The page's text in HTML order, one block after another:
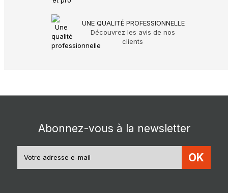
UNE QUALITÉ PROFESSIONNELLE
Découvrez les avis de nos
clients
Abonnez-vous à la newsletter
OK